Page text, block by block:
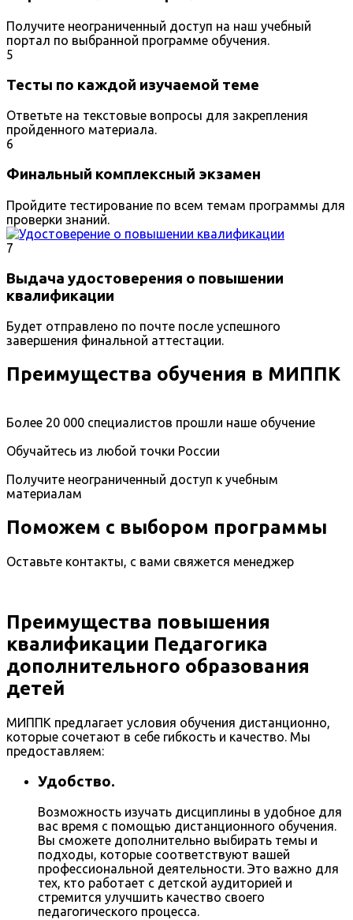
Получите неограниченный доступ на наш учебный
портал по выбранной программе обучения.
5
Тесты по каждой изучаемой теме
Ответьте на текстовые вопросы для закрепления
пройденного материала.
6
Финальный комплексный экзамен
Пройдите тестирование по всем темам программы для
проверки знаний.
7
Выдача удостоверения о повышении
квалификации
Будет отправлено по почте после успешного
завершения финальной аттестации.
Преимущества обучения в МИППК
Более 20 000 специалистов прошли наше обучение
Обучайтесь из любой точки России
Получите неограниченный доступ к учебным
материалам
Поможем с выбором программы
Оставьте контакты, с вами свяжется менеджер
Преимущества повышения
квалификации Педагогика
дополнительного образования
детей
МИППК предлагает условия обучения дистанционно,
которые сочетают в себе гибкость и качество. Мы
предоставляем:
Удобство.
Возможность изучать дисциплины в удобное для
вас время с помощью дистанционного обучения.
Вы сможете дополнительно выбирать темы и
подходы, которые соответствуют вашей
профессиональной деятельности. Это важно для
тех, кто работает с детской аудиторией и
стремится улучшить качество своего
педагогического процесса.